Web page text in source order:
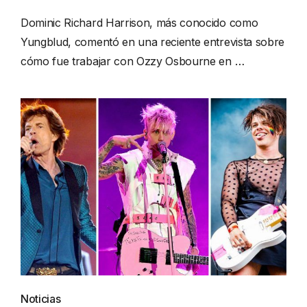
Dominic Richard Harrison, más conocido como
Yungblud, comentó en una reciente entrevista sobre
cómo fue trabajar con Ozzy Osbourne en …
Noticias